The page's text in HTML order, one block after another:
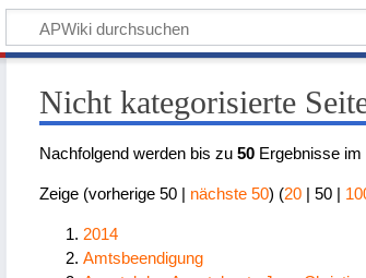
Nicht kategorisierte
Nachfolgend werden bis zu50 Ergebnisse
Zeige (vorherige 50 | nächste 50) (20 |50 |
2014
Amtsbeendigung